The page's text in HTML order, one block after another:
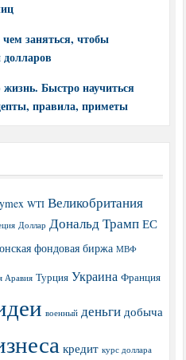
заняться, чтобы
Быстро научиться
правила, приметы
WTI Великобритания
Доллар Дональд Трамп ЕС
фондовая биржа МВФ
Аравия Турция Украина Франция
военный деньги добыча
кредит курс доллара